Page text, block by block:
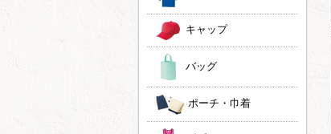
キャップ
バッグ
ポーチ・巾着